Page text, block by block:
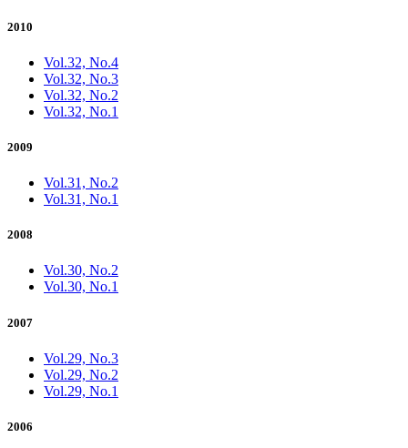
2010
Vol.32, No.4
Vol.32, No.3
Vol.32, No.2
Vol.32, No.1
2009
Vol.31, No.2
Vol.31, No.1
2008
Vol.30, No.2
Vol.30, No.1
2007
Vol.29, No.3
Vol.29, No.2
Vol.29, No.1
2006